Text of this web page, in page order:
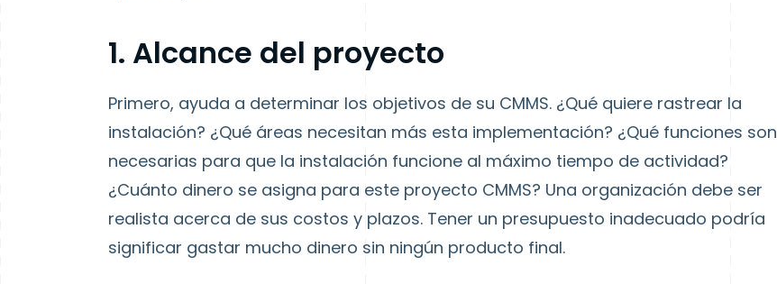
1. Alcance del proyecto
Primero, ayuda a determinar los objetivos de su CMMS. ¿Qué quiere rastrear la
instalación? ¿Qué áreas necesitan más esta implementación? ¿Qué funciones son
necesarias para que la instalación funcione al máximo tiempo de actividad?
¿Cuánto dinero se asigna para este proyecto CMMS? Una organización debe ser
realista acerca de sus costos y plazos. Tener un presupuesto inadecuado podría
significar gastar mucho dinero sin ningún producto final.